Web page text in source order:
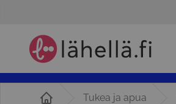
Tukea ja apua